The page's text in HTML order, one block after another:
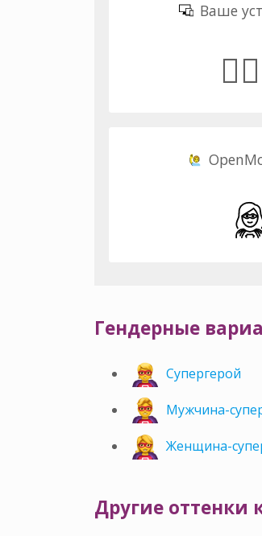
Ваше
Гендерные
Супергерой
Мужчина-
Женщина-
Другие оттенки